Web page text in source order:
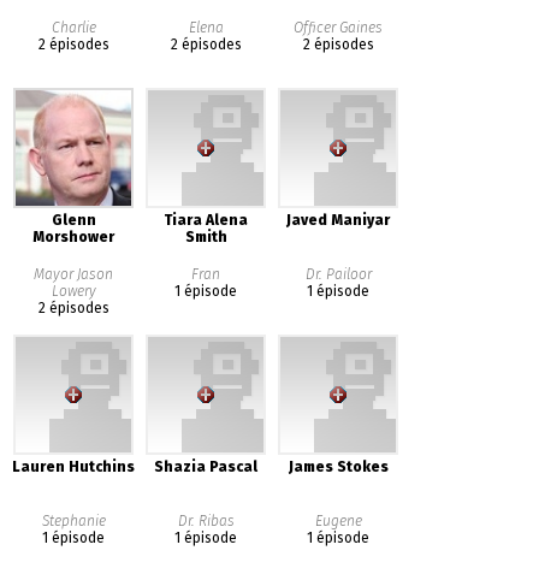
Charlie
2 épisodes
Elena
2 épisodes
Officer Gaines
2 épisodes
Glenn
Morshower
Mayor Jason
Lowery
2 épisodes
Tiara Alena
Smith
Fran
1 épisode
Javed Maniyar
Dr. Pailoor
1 épisode
Lauren Hutchins
Stephanie
1 épisode
Shazia Pascal
Dr. Ribas
1 épisode
James Stokes
Eugene
1 épisode